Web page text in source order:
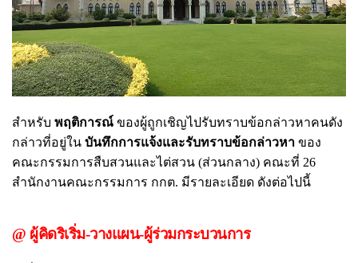
สำหรับ พฤติการณ์ ของผู้ถูกเชิญไปรับทราบข้อกล่าวหาคนดัง
กล่าวที่อยู่ใน บันทึกการแจ้งและรับทราบข้อกล่าวหา ของ
คณะกรรมการสืบสวนและไต่สวน (ส่วนกลาง) คณะที่ 26
สำนักงานคณะกรรมการ กกต. มีรายละเอียด ดังต่อไปนี้
@ ผู้คิดริเริ่ม-วางแผน-ผู้ร่วมกระบวนการ